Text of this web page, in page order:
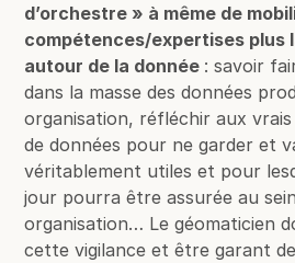
d’orchestre » à même de
compétences/expertises plus
autour de la donnée : savoir
dans la masse des données
organisation, réfléchir aux
de données pour ne garder et
véritablement utiles et pour
jour pourra être assurée au
organisation… Le géomaticien
cette vigilance et être garant